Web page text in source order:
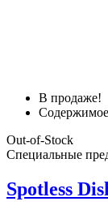
В продаже!
Содержимое
Out-of-Stock
Специальные
Spotless